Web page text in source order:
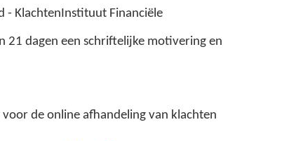
- KlachtenInstituut Financiële
21 dagen een schriftelijke motivering en
de online afhandeling van klachten